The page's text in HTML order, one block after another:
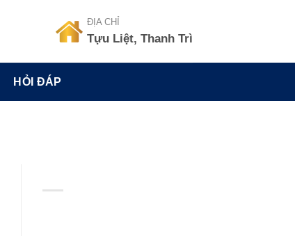
ĐỊA CHỈ
Tựu Liệt, Thanh Trì
HỎI ĐÁP